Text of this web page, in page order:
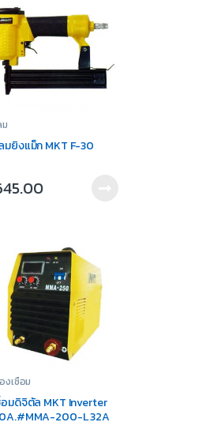
มยิงแม็ก MKT F-30
งเชื่อม
อมดิจิตัล MKT Inverter
200-L 32A